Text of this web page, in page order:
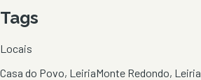
Tags
Locais
Casa do Povo, LeiriaMonte Redondo, Leiria